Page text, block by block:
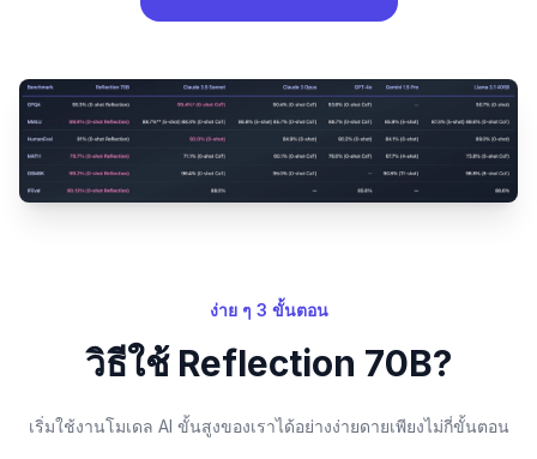
ง่าย ๆ 3 ขั้นตอน
วิธีใช้ Reflection 70B?
เริ่มใช้งานโมเดล AI ขั้นสูงของเราได้อย่างง่ายดายเพียงไม่กี่ขั้นตอน